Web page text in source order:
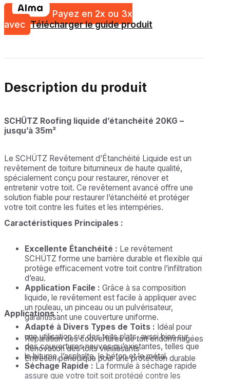
Payez en 2x ou 3x
avec Télécharger le guide produit
Description du produit
SCHÜTZ Roofing liquide d’étanchéité 20KG –
jusqu’à 35m²
Le SCHÜTZ Revêtement d’Étanchéité Liquide est un
revêtement de toiture bitumineux de haute qualité,
spécialement conçu pour restaurer, rénover et
entretenir votre toit. Ce revêtement avancé offre une
solution fiable pour restaurer l’étanchéité et protéger
votre toit contre les fuites et les intempéries.
Caractéristiques Principales :
Excellente Étanchéité : Le revêtement
SCHÜTZ forme une barrière durable et flexible qui
protège efficacement votre toit contre l’infiltration
d’eau.
Application Facile : Grâce à sa composition
liquide, le revêtement est facile à appliquer avec
un rouleau, un pinceau ou un pulvérisateur,
garantissant une couverture uniforme.
Adapté à Divers Types de Toits : Idéal pour
une utilisation sur des toits plats, aussi bien sur
des couvertures neuves qu’existantes, telles que
le bitume, l’asphalte, le béton et le métal.
Séchage Rapide : La formule à séchage rapide
assure que votre toit soit protégé contre les
Applications :
Réparation des couvertures de toit endommagées
Rénovation des toits vieillissants
Entretien périodique pour une protection durable